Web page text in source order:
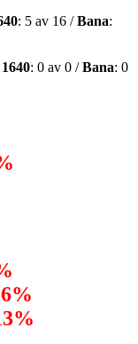
: 5 av 16 /Bana:
1640: 0 av 0 /Bana: 0
6%